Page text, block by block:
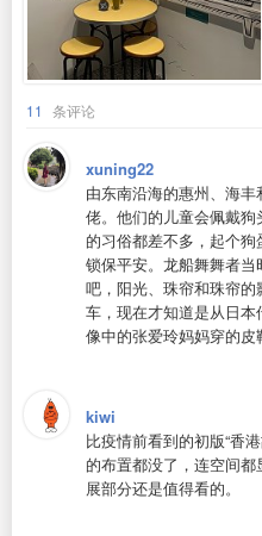
11 条评论
xuning22
由东南沿海的惠州、海
佬。他们的儿童会佩戴
的习俗都差不多，起个
锁保平安。龙船舞舞者
吧，阳光、珠帘和珠帘
车，现在才知道是从日
像中的张爱玲妈妈穿的皮
kiwi
比疫情前看到的初版“香
的布置都没了，连空间
展部分还是值得看的。